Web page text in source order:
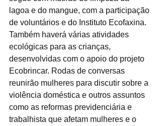
lagoa e do mangue, com a participação
de voluntários e do Instituto Ecofaxina.
Também haverá várias atividades
ecológicas para as crianças,
desenvolvidas com o apoio do projeto
Ecobrincar. Rodas de conversas
reunirão mulheres para discutir sobre a
violência doméstica e outros assuntos
como as reformas previdenciária e
trabalhista que afetam mulheres e o